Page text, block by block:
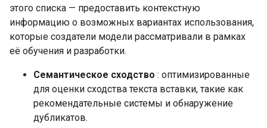
этого списка — предоставить контекстную
информацию о возможных вариантах использования,
которые создатели модели рассматривали в рамках
её обучения и разработки.
Семантическое сходство : оптимизированные
для оценки сходства текста вставки, такие как
рекомендательные системы и обнаружение
дубликатов.